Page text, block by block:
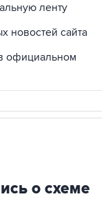
ленту
новостей сайта
официальном
о схеме